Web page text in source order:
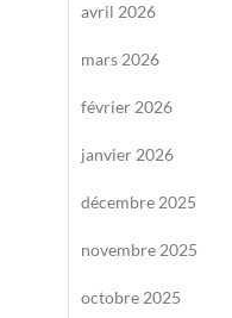
avril 2026
mars 2026
février 2026
janvier 2026
décembre 2025
novembre 2025
octobre 2025